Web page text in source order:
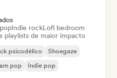
Indie rockLofi bedroom
playlists de maior impacto
psicodélico
Shoegaze
pop Indie pop